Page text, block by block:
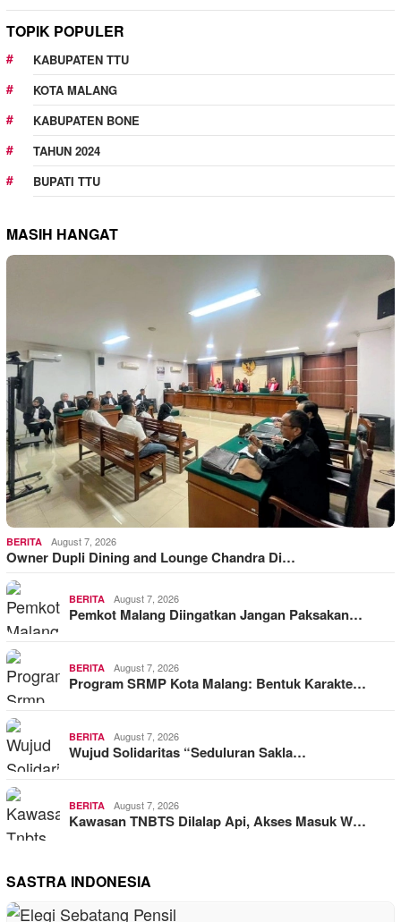
TOPIK POPULER
KABUPATEN TTU
KOTA MALANG
KABUPATEN BONE
TAHUN 2024
BUPATI TTU
MASIH HANGAT
BERITA August 7, 2026
Owner Dupli Dining and Lounge Chandra Di…
BERITA August 7, 2026
Pemkot Malang Diingatkan Jangan Paksakan…
BERITA August 7, 2026
Program SRMP Kota Malang: Bentuk Karakte…
BERITA August 7, 2026
Wujud Solidaritas “Seduluran Sakla…
BERITA August 7, 2026
Kawasan TNBTS Dilalap Api, Akses Masuk W…
SASTRA INDONESIA